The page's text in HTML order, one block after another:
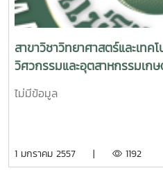
สาขาวิชาวิทยาศาสตร์และเทค
วิศวกรรมและอุตสาหกรรมเก
นักศึกษาระดับปริญญาตรี จำ
ห้องปฏิบัติการ
ไม่มีข้อมูล
1 มกราคม 2557 | 1192